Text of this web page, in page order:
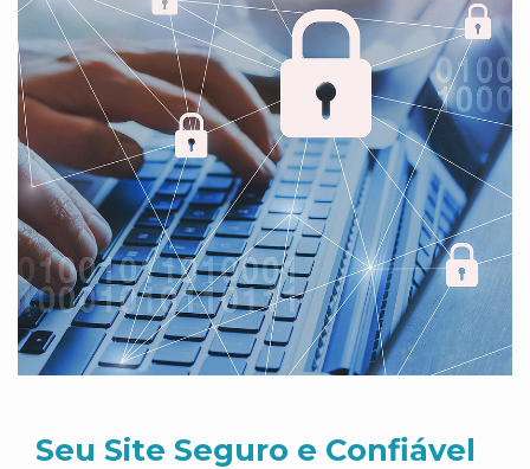
Seu Site Seguro e Confiável